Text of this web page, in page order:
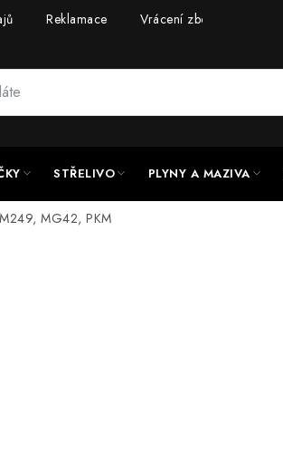
Reklamace Vrácení zboží
STŘELIVO PLYNY A MAZIVA
M249, MG42, PKM